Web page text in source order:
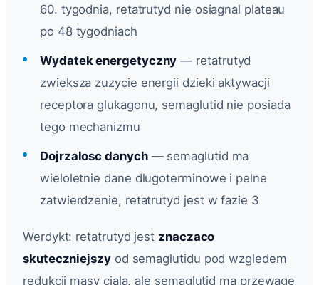
60. tygodnia, retatrutyd nie osiagnal plateau
po 48 tygodniach
Wydatek energetyczny — retatrutyd
zwieksza zuzycie energii dzieki aktywacji
receptora glukagonu, semaglutid nie posiada
tego mechanizmu
Dojrzalosc danych— semaglutid ma
wieloletnie dane dlugoterminowe i pelne
zatwierdzenie, retatrutyd jest w fazie 3
Werdykt: retatrutyd jest znaczaco
skuteczniejszyod semaglutidu pod wzgledem
redukcji masy ciala, ale semaglutid ma przewage